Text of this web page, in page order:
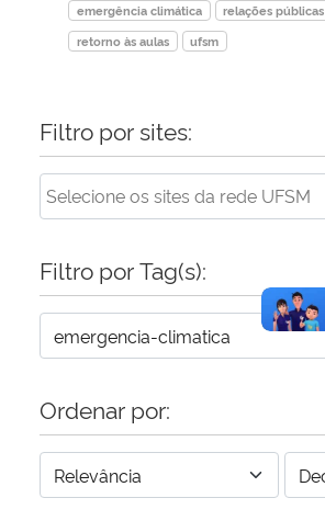
emergência climática
relações públicas
retorno às aulas
ufsm
Filtro por sites:
Filtro por Tag(s):
Ordenar por: